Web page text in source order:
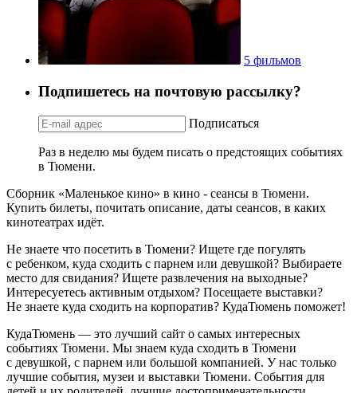
5 фильмов
Подпишетесь на почтовую рассылку?
Подписаться
Раз в неделю мы будем писать о предстоящих событиях
в Тюмени.
Сборник «Маленькое кино» в кино - сеансы в Тюмени.
Купить билеты, почитать описание, даты сеансов, в каких
кинотеатрах идёт.
Не знаете что посетить в Тюмени? Ищете где погулять
с ребенком, куда сходить с парнем или девушкой? Выбираете
место для свидания? Ищете развлечения на выходные?
Интересуетесь активным отдыхом? Посещаете выставки?
Не знаете куда сходить на корпоратив? КудаТюмень поможет!
КудаТюмень — это лучший сайт о самых интересных
событиях Тюмени. Мы знаем куда сходить в Тюмени
с девушкой, с парнем или большой компанией. У нас только
лучшие события, музеи и выставки Тюмени. События для